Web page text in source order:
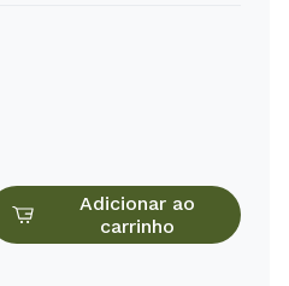
Adicionar ao
carrinho